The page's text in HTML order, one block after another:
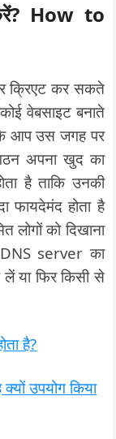
How to
क्रिएट कर सकते
वेबसाइट बनाते
आप उस जगह पर
अपना खुद का
है ताकि उनकी
फायदेमंद होता है
को दिखाना
server का
या फिर किसी से
है?
उपयोग किया